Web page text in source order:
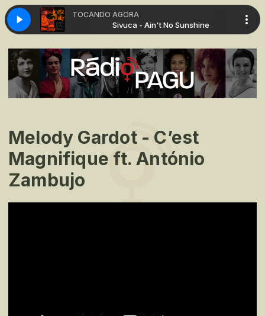
TOCANDO AGORA
Sunshine Sivuca - Ain't No Sunshine
Melody Gardot - C’est
Magnifique ft. António
Zambujo